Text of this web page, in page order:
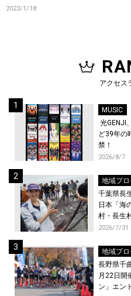
日に配信リリース！1月19日に
2023/1/18
アクセス
MUSIC
光GENJI
ど39年の
禁！
2026/8/7
地域プ
千葉県長
日本「海
村・長生
2026/7/31
地域プ
長野県千
月22日開
ン」エン